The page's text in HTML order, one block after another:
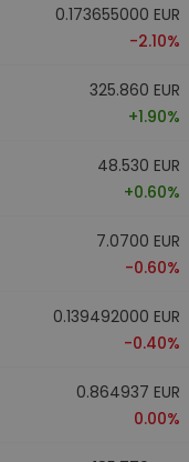
0.173655000 EUR
-2.10%
325.860 EUR
+1.90%
48.530 EUR
+0.60%
7.0700 EUR
-0.60%
0.139492000 EUR
-0.40%
0.864937 EUR
0.00%